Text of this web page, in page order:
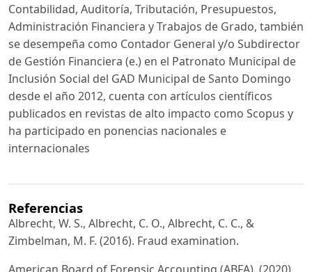
Contabilidad, Auditoría, Tributación, Presupuestos,
Administración Financiera y Trabajos de Grado, también
se desempeña como Contador General y/o Subdirector
de Gestión Financiera (e.) en el Patronato Municipal de
Inclusión Social del GAD Municipal de Santo Domingo
desde el año 2012, cuenta con artículos científicos
publicados en revistas de alto impacto como Scopus y
ha participado en ponencias nacionales e
internacionales
Referencias
Albrecht, W. S., Albrecht, C. O., Albrecht, C. C., &
Zimbelman, M. F. (2016). Fraud examination.